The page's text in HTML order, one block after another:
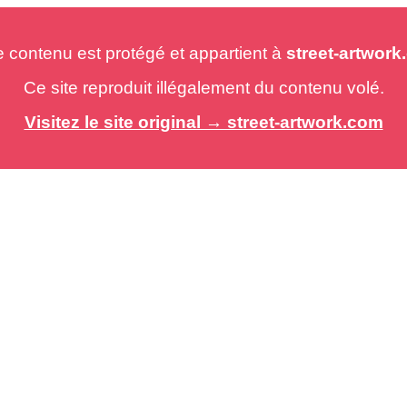
est protégé et appartient à street-
Ce site reproduit illégalement du contenu volé.
Visitez le site original → street-artwork.com